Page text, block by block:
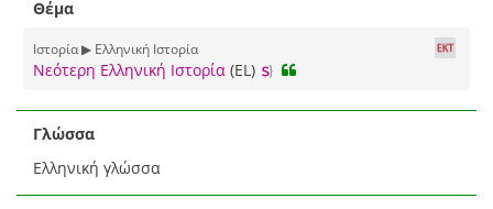
Θέμα
Ιστορία ▶ Ελληνική Ιστορία
Νεότερη Ελληνική Ιστορία (EL)
Γλώσσα
Ελληνική γλώσσα